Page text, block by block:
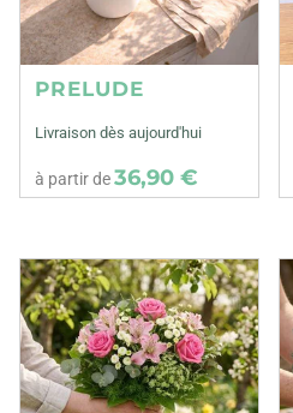
PRELUDE
Livraison dès aujourd'hui
à partir de36,90 €